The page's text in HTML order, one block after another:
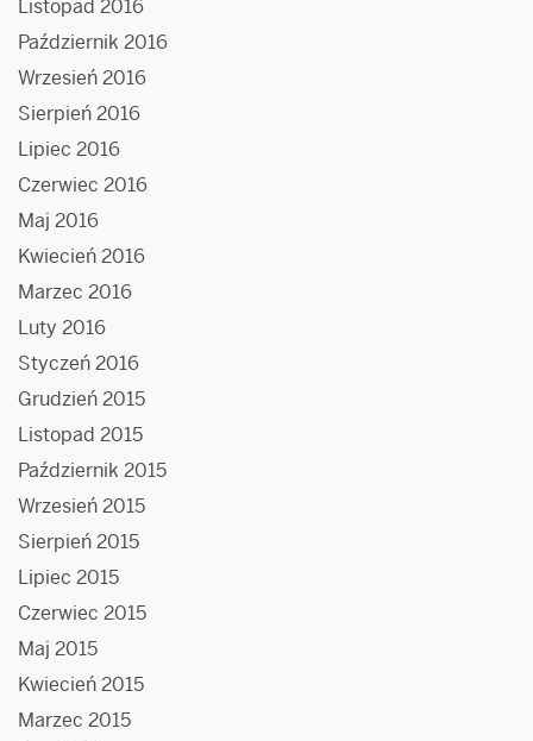
Listopad 2016
Październik 2016
Wrzesień 2016
Sierpień 2016
Lipiec 2016
Czerwiec 2016
Maj 2016
Kwiecień 2016
Marzec 2016
Luty 2016
Styczeń 2016
Grudzień 2015
Listopad 2015
Październik 2015
Wrzesień 2015
Sierpień 2015
Lipiec 2015
Czerwiec 2015
Maj 2015
Kwiecień 2015
Marzec 2015